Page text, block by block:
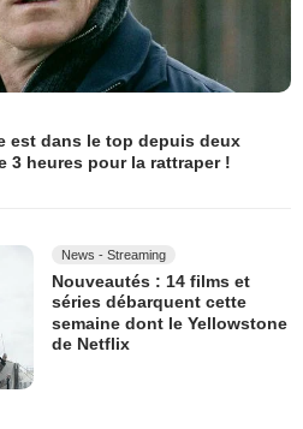
est dans le top depuis deux
3 heures pour la rattraper !
News - Streaming
Nouveautés : 14 films et
séries débarquent cette
semaine dont le Yellowstone
de Netflix